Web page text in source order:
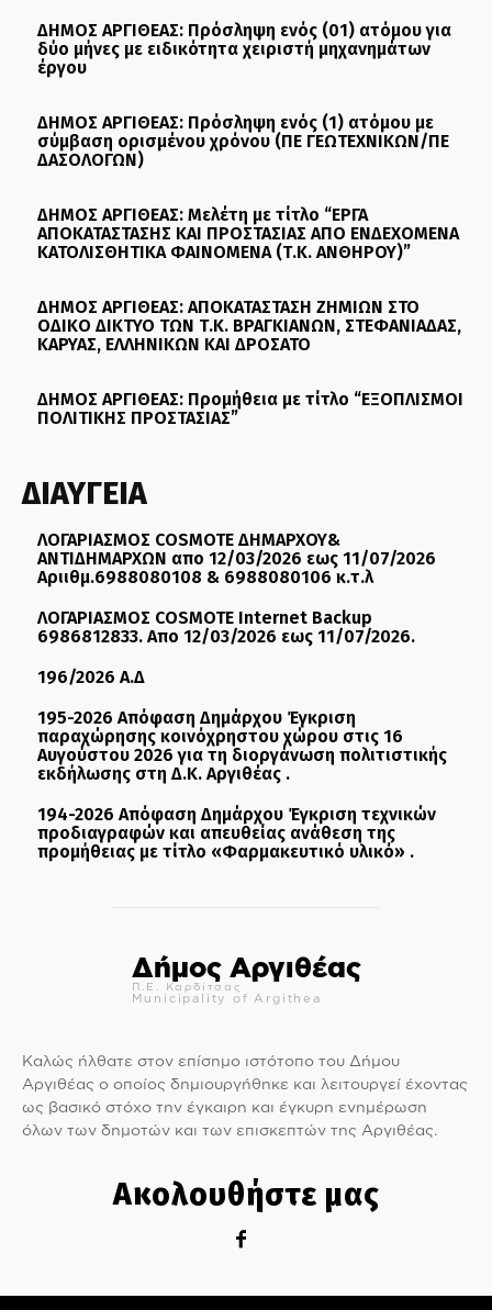
ΔΗΜΟΣ ΑΡΓΙΘΕΑΣ: Πρόσληψη ενός (01) ατόμου για
δύο μήνες με ειδικότητα χειριστή μηχανημάτων
έργου
ΔΗΜΟΣ ΑΡΓΙΘΕΑΣ: Πρόσληψη ενός (1) ατόμου με
σύμβαση ορισμένου χρόνου (ΠΕ ΓΕΩΤΕΧΝΙΚΩΝ/ΠΕ
ΔΑΣΟΛΟΓΩΝ)
ΔΗΜΟΣ ΑΡΓΙΘΕΑΣ: Μελέτη με τίτλο “ΕΡΓΑ
ΑΠΟΚΑΤΑΣΤΑΣΗΣ ΚΑΙ ΠΡΟΣΤΑΣΙΑΣ ΑΠΟ ΕΝΔΕΧΟΜΕΝΑ
ΚΑΤΟΛΙΣΘΗΤΙΚΑ ΦΑΙΝΟΜΕΝΑ (Τ.Κ. ΑΝΘΗΡΟΥ)”
ΔΗΜΟΣ ΑΡΓΙΘΕΑΣ: ΑΠΟΚΑΤΑΣΤΑΣΗ ΖΗΜΙΩΝ ΣΤΟ
ΟΔΙΚΟ ΔΙΚΤΥΟ ΤΩΝ Τ.Κ. ΒΡΑΓΚΙΑΝΩΝ, ΣΤΕΦΑΝΙΑΔΑΣ,
ΚΑΡΥΑΣ, ΕΛΛΗΝΙΚΩΝ ΚΑΙ ΔΡΟΣΑΤΟ
ΔΗΜΟΣ ΑΡΓΙΘΕΑΣ: Προμήθεια με τίτλο “ΕΞΟΠΛΙΣΜΟΙ
ΠΟΛΙΤΙΚΗΣ ΠΡΟΣΤΑΣΙΑΣ”
ΔΙΑΥΓΕΙΑ
ΛΟΓΑΡΙΑΣΜΟΣ COSMOTE ΔΗΜΑΡΧΟΥ&
ΑΝΤΙΔΗΜΑΡΧΩΝ απο 12/03/2026 εως 11/07/2026
Αριιθμ.6988080108 & 6988080106 κ.τ.λ
ΛΟΓΑΡΙΑΣΜΟΣ COSMOTE Internet Backup
6986812833. Απο 12/03/2026 εως 11/07/2026.
196/2026 Α.Δ
195-2026 Απόφαση Δημάρχου Έγκριση
παραχώρησης κοινόχρηστου χώρου στις 16
Αυγούστου 2026 για τη διοργάνωση πολιτιστικής
εκδήλωσης στη Δ.Κ. Αργιθέας .
194-2026 Απόφαση Δημάρχου Έγκριση τεχνικών
προδιαγραφών και απευθείας ανάθεση της
προμήθειας με τίτλο «Φαρμακευτικό υλικό» .
Δήμος Αργιθέας
Π.Ε. Καρδίτσας
Municipality of Argithea
Καλώς ήλθατε στον επίσημο ιστότοπο του Δήμου
Αργιθέας ο οποίος δημιουργήθηκε και λειτουργεί έχοντας
ως βασικό στόχο την έγκαιρη και έγκυρη ενημέρωση
όλων των δημοτών και των επισκεπτών της Αργιθέας.
Ακολουθήστε μας